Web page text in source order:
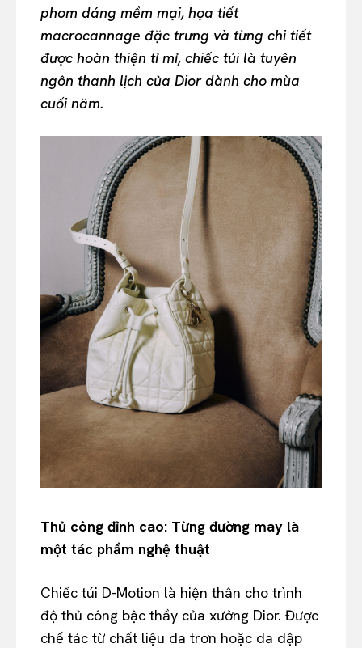
phom dáng mềm mại, họa tiết
macrocannage đặc trưng và từng chi tiết
được hoàn thiện tỉ mỉ, chiếc túi là tuyên
ngôn thanh lịch của Dior dành cho mùa
cuối năm.
Thủ công đỉnh cao: Từng đường may là
một tác phẩm nghệ thuật
Chiếc túi D-Motion là hiện thân cho trình
độ thủ công bậc thầy của xưởng Dior. Được
chế tác từ chất liệu da trơn hoặc da dập